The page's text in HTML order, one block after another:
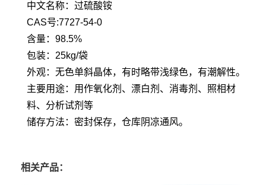
中文名称：过硫酸铵
CAS号:7727-54-0
含量：98.5%
包装：25kg/袋
外观：无色单斜晶体，有时略带浅绿色，有潮解性。
主要用途：用作氧化剂、漂白剂、消毒剂、照相材
料、分析试剂等
储存方法：密封保存，仓库阴凉通风。
相关产品：